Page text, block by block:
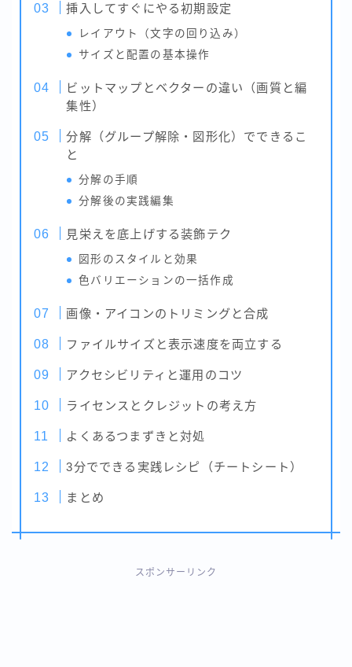
挿入してすぐにやる初期設定
レイアウト（文字の回り込み）
サイズと配置の基本操作
ビットマップとベクターの違い（画質と編
集性）
分解（グループ解除・図形化）でできるこ
と
分解の手順
分解後の実践編集
見栄えを底上げする装飾テク
図形のスタイルと効果
色バリエーションの一括作成
画像・アイコンのトリミングと合成
ファイルサイズと表示速度を両立する
アクセシビリティと運用のコツ
ライセンスとクレジットの考え方
よくあるつまずきと対処
3分でできる実践レシピ（チートシート）
まとめ
スポンサーリンク